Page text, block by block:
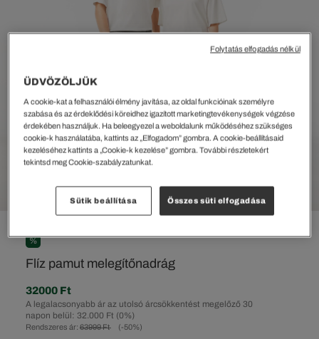
%
Flíz pamut melegítőnadrág
Rendszeres ár: 63999 Ft (-50%)
A legalacsonyabb ár az utolsó árcsökkentést megelőző 30
napon belül: 32.000 Ft (0%)
32000 Ft
ÜDVÖZÖLJÜK
A cookie-kat a felhasználói élmény javítása, az oldal funkcióinak személyre
szabása és az érdeklődési köreidhez igazított marketingtevékenységek végzése
érdekében használjuk. Ha beleegyezel a weboldalunk működéséhez szükséges
cookie-k használatába, kattints az „Elfogadom” gombra. A cookie-beállításaid
kezeléséhez kattints a „Cookie-k kezelése” gombra. További részletekért
tekintsd meg Cookie-szabályzatunkat.
Sütik beállítása Összes süti elfogadása
Folytatás elfogadás nélkül